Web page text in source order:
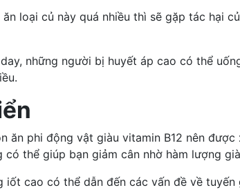
ăn loại củ này quá nhiều thì sẽ gặp tác hại
, những người bị huyết áp cao có thể
ăn phi động vật giàu vitamin B12 nên được
có thể giúp bạn giảm cân nhờ hàm lượng
iốt cao có thể dẫn đến các vấn đề về